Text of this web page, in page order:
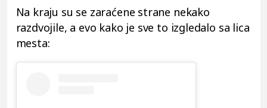
Na kraju su se zaraćene strane nekako
razdvojile, a evo kako je sve to izgledalo sa lica
mesta: